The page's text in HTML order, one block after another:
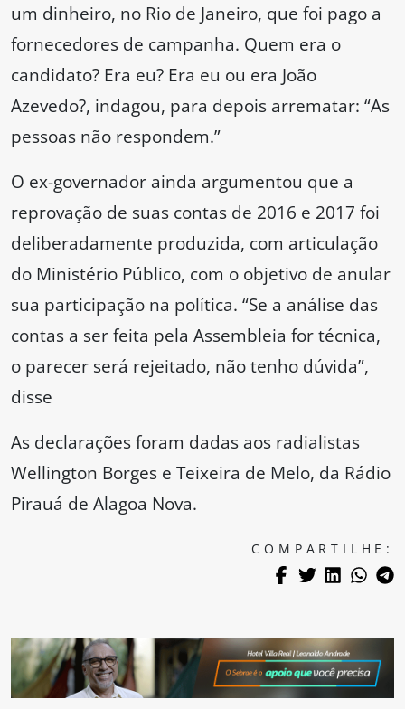
um dinheiro, no Rio de Janeiro, que foi pago a
fornecedores de campanha. Quem era o
candidato? Era eu? Era eu ou era João
Azevedo?, indagou, para depois arrematar: “As
pessoas não respondem.”
O ex-governador ainda argumentou que a
reprovação de suas contas de 2016 e 2017 foi
deliberadamente produzida, com articulação
do Ministério Público, com o objetivo de anular
sua participação na política. “Se a análise das
contas a ser feita pela Assembleia for técnica,
o parecer será rejeitado, não tenho dúvida”,
disse
As declarações foram dadas aos radialistas
Wellington Borges e Teixeira de Melo, da Rádio
Pirauá de Alagoa Nova.
COMPARTILHE: